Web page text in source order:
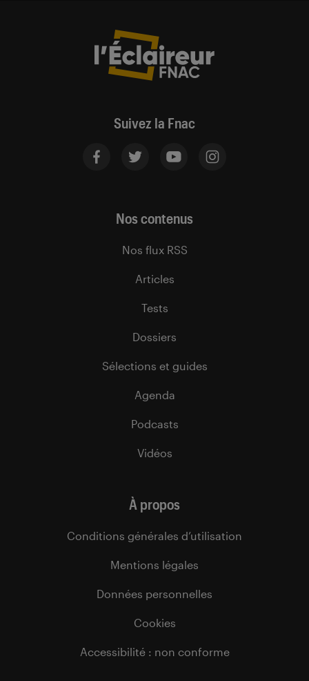
Suivez la Fnac
Nos contenus
Nos flux RSS
Articles
Tests
Dossiers
Sélections et guides
Agenda
Podcasts
Vidéos
À propos
Conditions générales d’utilisation
Mentions légales
Données personnelles
Cookies
Accessibilité : non conforme